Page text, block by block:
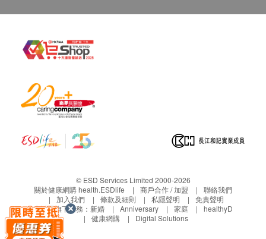
糖化血紅蛋白
白蛋白
總膽紅素
總蛋白質
天門冬氨酸氨基轉移酶
腎功能
尿素
後決定權。
1. 所有健康檢查/服務並非作為醫務診斷或治療用途。
當閣下身體健康出現任何疾病徵兆時，應立即諮詢有
2. 本服務/產品由商戶提供。生活易【健康網購
關此服務/產品的錯漏或延誤，或因使用此服務/產品而
引致的損失、損害、受傷或法律訴訟，健康網購
health.ESDlife概不負責。一切有關的索償或查詢，須
向提供服務之體檢中心或商戶提出。
© ESD Services Limited 2000-2026
關於健康網購 health.ESDlife
商戶合作 / 加盟
聯絡我們
加入我們
條款及細則 私隱聲明
免責聲明
生活易旗下業務： 新婚 Anniversary 家庭
healthyD
健康網購
Digital Solutions